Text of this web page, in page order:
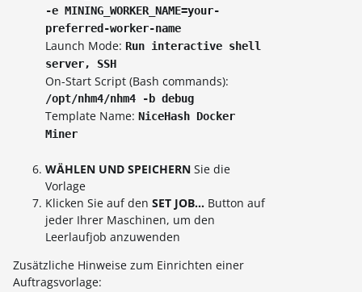
-e MINING_WORKER_NAME=your-
preferred-worker-name
Launch Mode: Run interactive shell
server, SSH
On-Start Script (Bash commands):
/opt/nhm4/nhm4 -b debug
Template Name: NiceHash Docker
Miner
WÄHLEN UND SPEICHERN Sie die
Vorlage
Klicken Sie auf den SET JOB... Button auf
jeder Ihrer Maschinen, um den
Leerlaufjob anzuwenden
Zusätzliche Hinweise zum Einrichten einer
Auftragsvorlage: